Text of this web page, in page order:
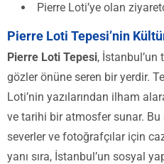
Pierre Loti’ye olan
Pierre Loti Tepesi’nin
Pierre Loti Tepesi,
gözler önüne seren bir yerdir.
Loti’nin yazılarından ilham
ve tarihi bir atmosfer sunar.
severler ve fotoğrafçılar için
yanı sıra, İstanbul’un sosyal